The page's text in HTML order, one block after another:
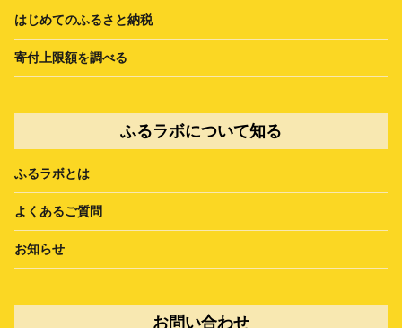
はじめてのふるさと納税
寄付上限額を調べる
ふるラボについて知る
ふるラボとは
よくあるご質問
お知らせ
お問い合わせ